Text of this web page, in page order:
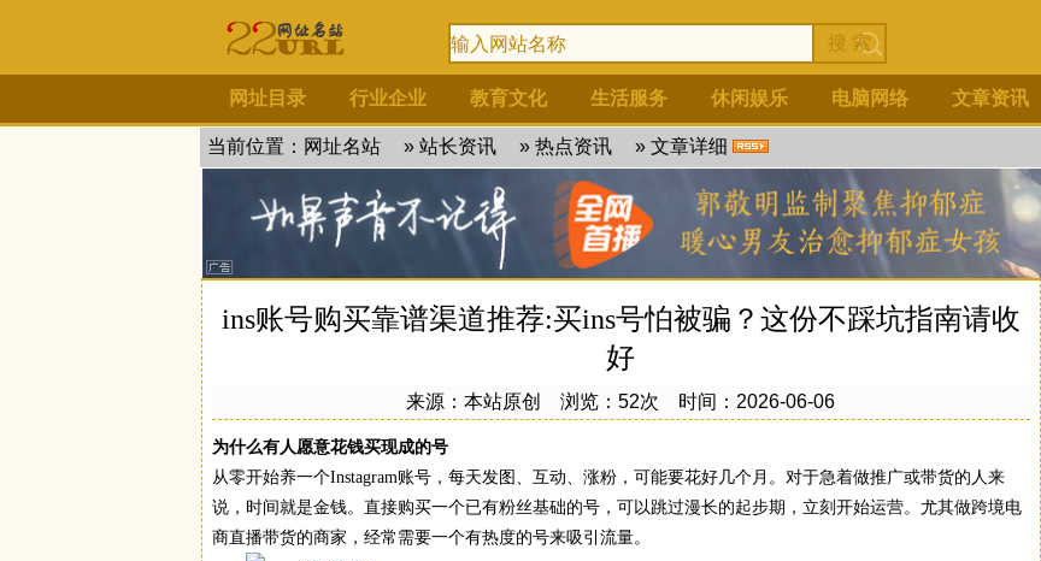
网址目录 行业企业 教育文化 生活服务 休闲娱乐 电脑网络 文章资讯
当前位置： 网址名站 » 站长资讯 » 热点资讯 » 文章详细
ins账号购买靠谱渠道推荐:买ins号怕被骗？这份不踩坑指南请收
好
来源：本站原创 浏览：52次 时间：2026-06-06
为什么有人愿意花钱买现成的号
从零开始养一个Instagram账号，每天发图、互动、涨粉，可能要花好几个月。对于急着做推广或带货的人来
说，时间就是金钱。直接购买一个已有粉丝基础的号，可以跳过漫长的起步期，立刻开始运营。尤其做跨境电
商直播带货的商家，经常需要一个有热度的号来吸引流量。